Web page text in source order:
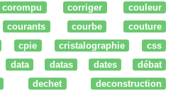
corompu corriger
couleur
courants courbe
couture
cpie cristalographie
css
data datas dates
débat
dechet
deconstruction